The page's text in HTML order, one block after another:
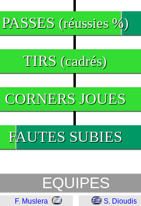
PASSES (réussies %)
TIRS (cadrés)
CORNERS JOUES
FAUTES SUBIES
EQUIPES
F. Muslera
S. Dioudis